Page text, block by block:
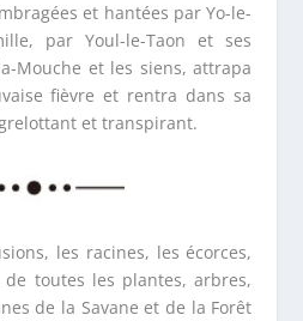
et hantées par Yo-le-
par Youl-le-Taon et ses
Mouche et les siens, attrapa
fièvre et rentra dans sa
et transpirant.
les racines, les écorces,
toutes les plantes, arbres,
de la Savane et de la Forêt